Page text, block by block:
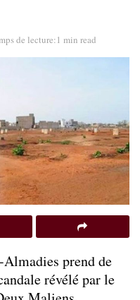
de lecture:1 min read
prend de
révélé par le